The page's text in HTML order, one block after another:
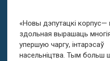
«Новы дэпутацкі корпус—
здольная вырашаць
упершую чаргу, інтарэсаў
насельніцтва. Тым больш